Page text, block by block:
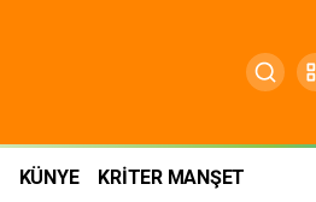
KÜNYE KRİTER MANŞET